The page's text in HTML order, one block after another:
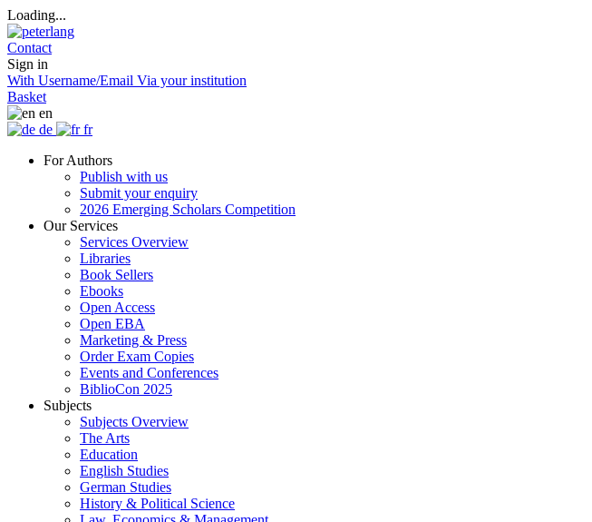
Loading...
Contact
Sign in
With Username/Email Via your institution
Basket
en
de
fr
For Authors
Publish with us
Submit your enquiry
2026 Emerging Scholars Competition
Our Services
Services Overview
Libraries
Book Sellers
Ebooks
Open Access
Open EBA
Marketing & Press
Order Exam Copies
Events and Conferences
BiblioCon 2025
Subjects
Subjects Overview
The Arts
Education
English Studies
German Studies
History & Political Science